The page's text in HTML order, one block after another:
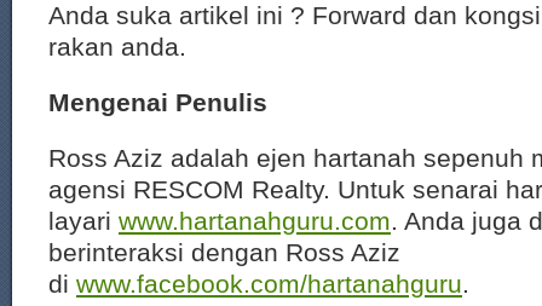
Anda suka artikel ini ? Forward dan
rakan anda.
Mengenai Penulis
Ross Aziz adalah ejen hartanah sepenuh
agensi RESCOM Realty. Untuk senarai
layari www.hartanahguru.com. Anda juga
berinteraksi dengan Ross Aziz
di www.facebook.com/hartanahguru.